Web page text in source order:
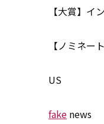
【大賞】イ
【ノミネ
US
fake news